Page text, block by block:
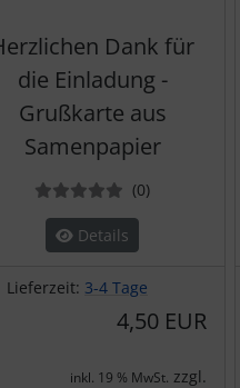
Dank für
die Einladung -
Grußkarte aus
Samenpapier
(0Bewertungen
)
Details
Lieferzeit: 3-4 Tage
4,50 EUR
inkl. 19 % MwSt. zzgl.